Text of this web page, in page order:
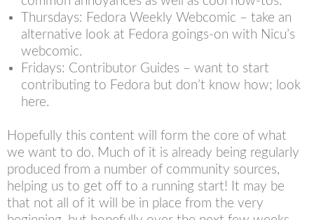
Thursdays: Fedora Weekly Webcomic – take an
alternative look at Fedora goings-on with Nicu’s
webcomic.
Fridays: Contributor Guides – want to start
contributing to Fedora but don’t know how; look
here.
Hopefully this content will form the core of what
we want to do. Much of it is already being regularly
produced from a number of community sources,
helping us to get off to a running start! It may be
that not all of it will be in place from the very